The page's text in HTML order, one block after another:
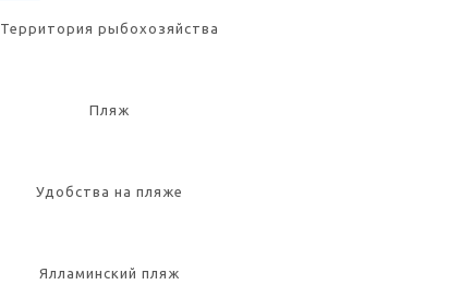
Территория рыбохозяйства
Пляж
Удобства на пляже
Ялламинский пляж